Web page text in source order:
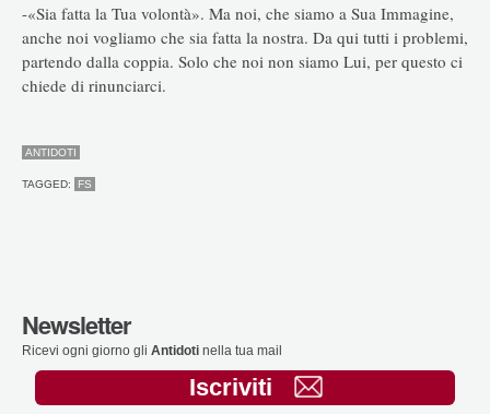
-«Sia fatta la Tua volontà». Ma noi, che siamo a Sua Immagine,
anche noi vogliamo che sia fatta la nostra. Da qui tutti i problemi,
partendo dalla coppia. Solo che noi non siamo Lui, per questo ci
chiede di rinunciarci.
ANTIDOTI
TAGGED: FS
Newsletter
Ricevi ogni giorno gli Antidoti nella tua mail
Iscriviti